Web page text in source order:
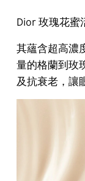
Dior 玫瑰花蜜
其蘊含超高濃
量的格蘭到玫
及抗衰老，讓